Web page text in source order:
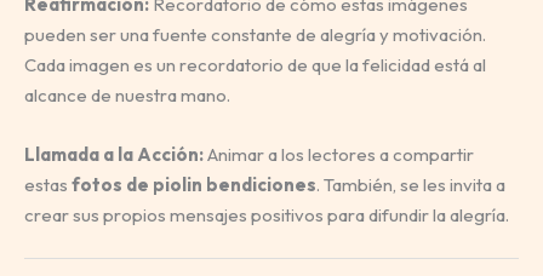
pueden ser una fuente constante de alegría y motivación.
Cada imagen es un recordatorio de que la felicidad está al
alcance de nuestra mano.
Llamada a la Acción:Animar a los lectores a compartir
estas fotos de piolin bendiciones. También, se les invita a
crear sus propios mensajes positivos para difundir la alegría.